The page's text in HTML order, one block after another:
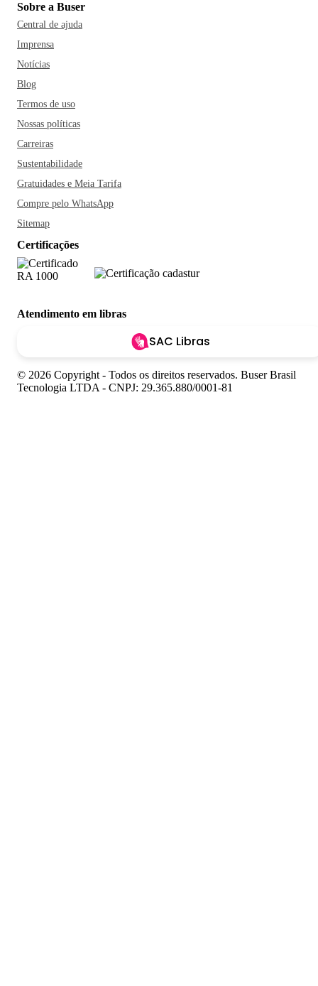
Sobre a Buser
Central de ajuda
Imprensa
Notícias
Blog
Termos de uso
Nossas políticas
Carreiras
Sustentabilidade
Gratuidades e Meia Tarifa
Compre pelo WhatsApp
Sitemap
Certificações
Atendimento em libras
SAC Libras
© 2026 Copyright - Todos os direitos reservados. Buser Brasil
Tecnologia LTDA - CNPJ: 29.365.880/0001-81